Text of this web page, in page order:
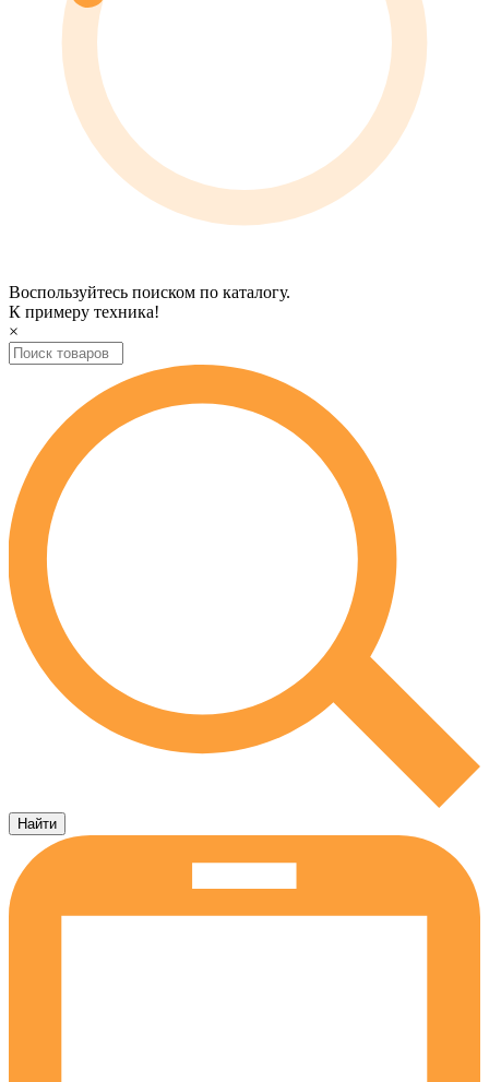
Воспользуйтесь поиском по каталогу.
К примеру техника!
×